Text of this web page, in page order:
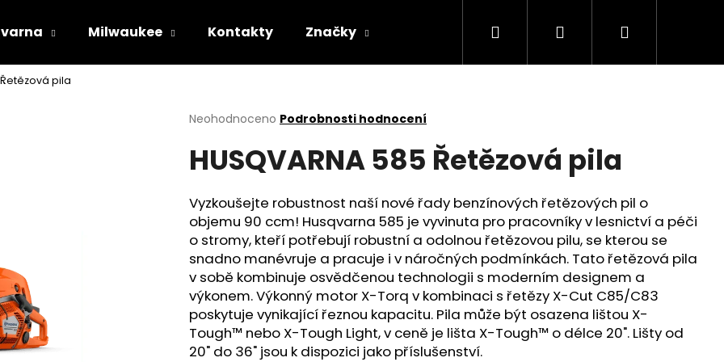
Milwaukee Kontakty Značky Hledat PřihlášeníNákupní
Řetězová pila
Průměrné
produktu
je
z
5
hvězdiček.
Neohodnoceno Podrobnosti hodnocení
HUSQVARNA 585 Řetězová pila
Vyzkoušejte robustnost naší nové řady benzínových řetězových pil o
objemu 90 ccm! Husqvarna 585 je vyvinuta pro pracovníky v lesnictví a péči
o stromy, kteří potřebují robustní a odolnou řetězovou pilu, se kterou se
snadno manévruje a pracuje i v náročných podmínkách. Tato řetězová pila
v sobě kombinuje osvědčenou technologii s moderním designem a
výkonem. Výkonný motor X-Torq v kombinaci s řetězy X-Cut C85/C83
poskytuje vynikající řeznou kapacitu. Pila může být osazena lištou X-
Tough™ nebo X-Tough Light, v ceně je lišta X-Tough™ o délce 20". Lišty od
20" do 36" jsou k dispozici jako příslušenství.
Co potřebujete najít?
HLEDAT
RM 443 T
HUSQVARNA AUTOMOWER 430V NERA